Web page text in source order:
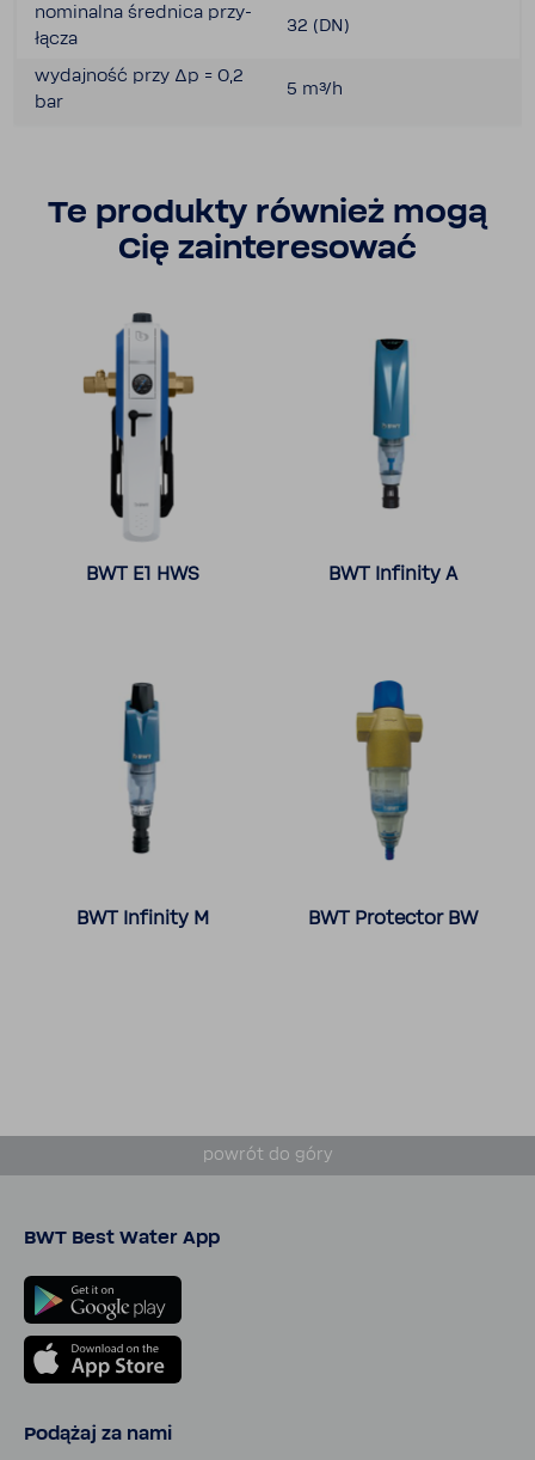
nomi­nalna śred­nica przy­
łącza
32 (DN)
wydaj­ność przy Δp = 0,2
bar
5 m³/h
Te produkty również mogą
Cię zain­te­re­sować
BWT E1 HWS BWT Infi­nity A
BWT Infi­nity M BWT Protector BW
powrót do góry
BWT Best Water App
Podążaj za nami